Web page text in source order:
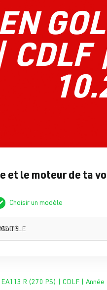
et le moteur de ta
Choisir un modèle
MODÈLE
EA113 R (270 PS) | CDLF |